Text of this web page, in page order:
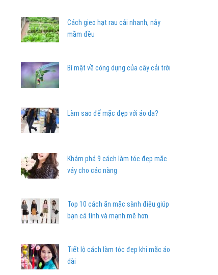
Cách gieo hạt rau cải nhanh, nảy
mầm đều
Bí mật về công dụng của cây cải trời
Làm sao để mặc đẹp với áo da?
Khám phá 9 cách làm tóc đẹp mặc
váy cho các nàng
Top 10 cách ăn mặc sành điệu giúp
bạn cá tính và mạnh mẽ hơn
Tiết lộ cách làm tóc đẹp khi mặc áo
dài